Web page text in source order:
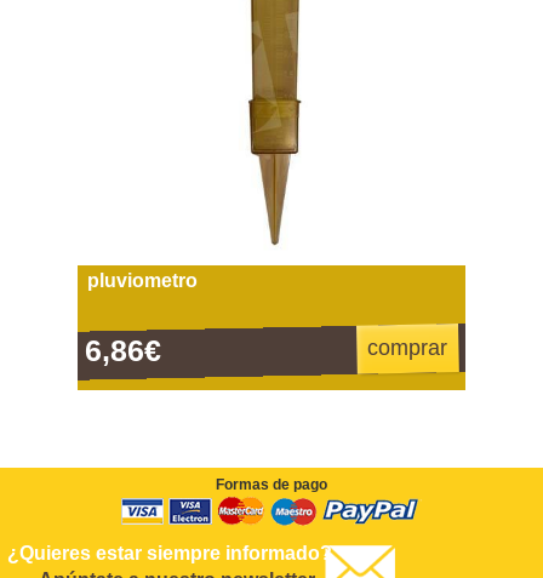
pluviometro
6,86€ comprar
Formas de pago
¿Quieres estar siempre informado?